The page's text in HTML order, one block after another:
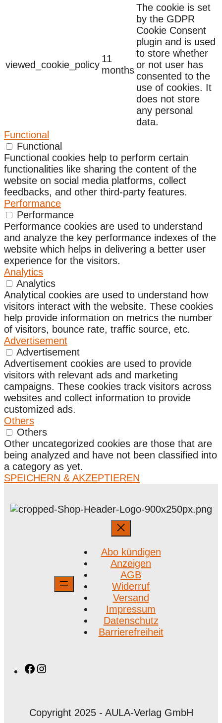
viewed_cookie_policy
11
months
The cookie is set
by the GDPR
Cookie Consent
plugin and is used
to store whether
or not user has
consented to the
use of cookies. It
does not store
any personal
data.
Functional
Functional
Functional cookies help to perform certain
functionalities like sharing the content of the
website on social media platforms, collect
feedbacks, and other third-party features.
Performance
Performance
Performance cookies are used to understand
and analyze the key performance indexes of the
website which helps in delivering a better user
experience for the visitors.
Analytics
Analytics
Analytical cookies are used to understand how
visitors interact with the website. These cookies
help provide information on metrics the number
of visitors, bounce rate, traffic source, etc.
Advertisement
Advertisement
Advertisement cookies are used to provide
visitors with relevant ads and marketing
campaigns. These cookies track visitors across
websites and collect information to provide
customized ads.
Others
Others
Other uncategorized cookies are those that are
being analyzed and have not been classified into
a category as yet.
SPEICHERN & AKZEPTIEREN
Abo kündigen
Anzeigen
AGB
Widerruf
Versand
Impressum
Datenschutz
Barrierefreiheit
Facebook
Copyright 2025 - AULA-Verlag GmbH